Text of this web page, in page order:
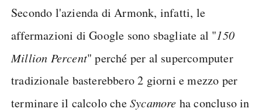
Secondo l'azienda di Armonk, infatti, le
affermazioni di Google sono sbagliate al "150
Million Percent" perché per al supercomputer
tradizionale basterebbero 2 giorni e mezzo per
terminare il calcolo cheSycamore ha concluso in